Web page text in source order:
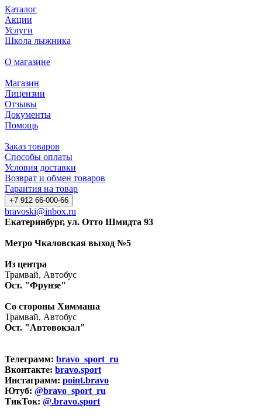
Каталог
Акции
Услуги
Школа лыжника
О магазине
Магазин
Лицензии
Отзывы
Документы
Помощь
Заказ товаров
Способы оплаты
Условия доставки
Возврат и обмен товаров
Гарантия на товар
+7 912 66-000-66
bravoski@inbox.ru
Екатеринбург, ул. Отто Шмидта 93
Метро Чкаловская выход №5
Из центра
Трамвай, Автобус
Ост. "Фрунзе"
Со стороны Химмаша
Трамвай, Автобус
Ост. "Автовокзал"
Телеграмм: bravo_sport_ru
Вконтакте: bravo.sport
Инстаграмм: point.bravo
Ютуб: @bravo_sport_ru
ТикТок: @.bravo.sport